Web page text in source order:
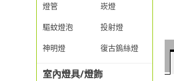
燈管
崁燈
驅蚊燈泡
投射燈
神明燈
復古鎢絲燈
室內燈具/燈飾